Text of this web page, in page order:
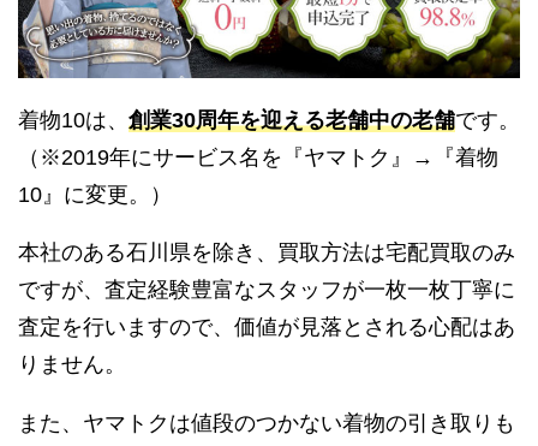
着物10は、 創業30周年を迎える老舗中の老舗です。
（※2019年にサービス名を『ヤマトク』→『着物
10』に変更。）
本社のある石川県を除き、買取方法は宅配買取のみ
ですが、査定経験豊富なスタッフが一枚一枚丁寧に
査定を行いますので、価値が見落とされる心配はあ
りません。
また、ヤマトクは値段のつかない着物の引き取りも